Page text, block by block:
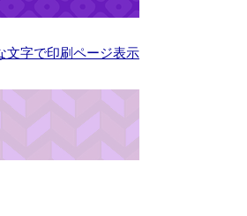
文字で印刷ページ表示